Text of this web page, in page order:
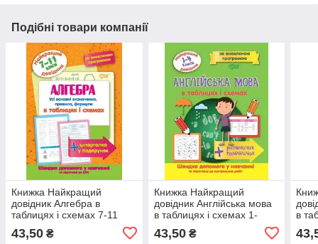
Подібні товари компанії
Книжка Найкращий
довідник Алгебра в
таблицях і схемах 7-11
43,50 ₴
Книжка Найкращий
довідник Англійська мова
в таблицях і схемах 1-
43,50₴
в